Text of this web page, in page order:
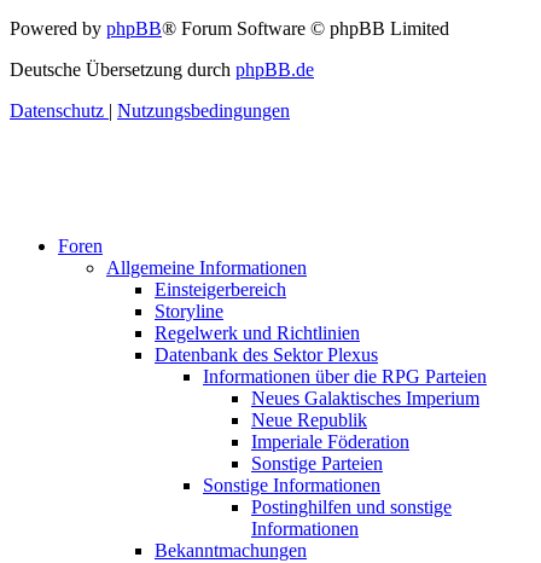
Powered by phpBB® Forum Software © phpBB Limited
Deutsche Übersetzung durch phpBB.de
Datenschutz | Nutzungsbedingungen
Foren
Allgemeine Informationen
Einsteigerbereich
Storyline
Regelwerk und Richtlinien
Datenbank des Sektor Plexus
Informationen über die RPG Parteien
Neues Galaktisches Imperium
Neue Republik
Imperiale Föderation
Sonstige Parteien
Sonstige Informationen
Postinghilfen und sonstige
Informationen
Bekanntmachungen